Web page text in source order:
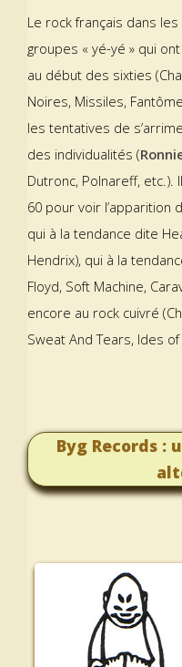
Le rock français dans
groupes « yé-yé » qui
au début des sixties
Noires, Missiles,
les tentatives de
des individualités (
Dutronc, Polnareff,
60 pour voir
qui à la tendance dite
Hendrix), qui à la
Floyd, Soft Machine,
encore au rock cuivré
Sweat And Tears, Ides of
Byg Records :